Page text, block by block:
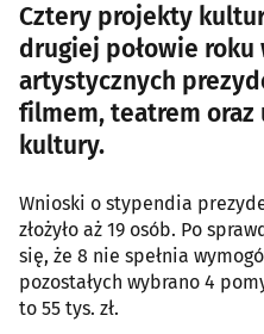
Cztery projekty
drugiej połowie
artystycznych
filmem, teatrem oraz
kultury.
Wnioski o stypendia
złożyło aż 19 osób. Po
się, że 8 nie spełnia
pozostałych wybrano 4
to 55 tys. zł.